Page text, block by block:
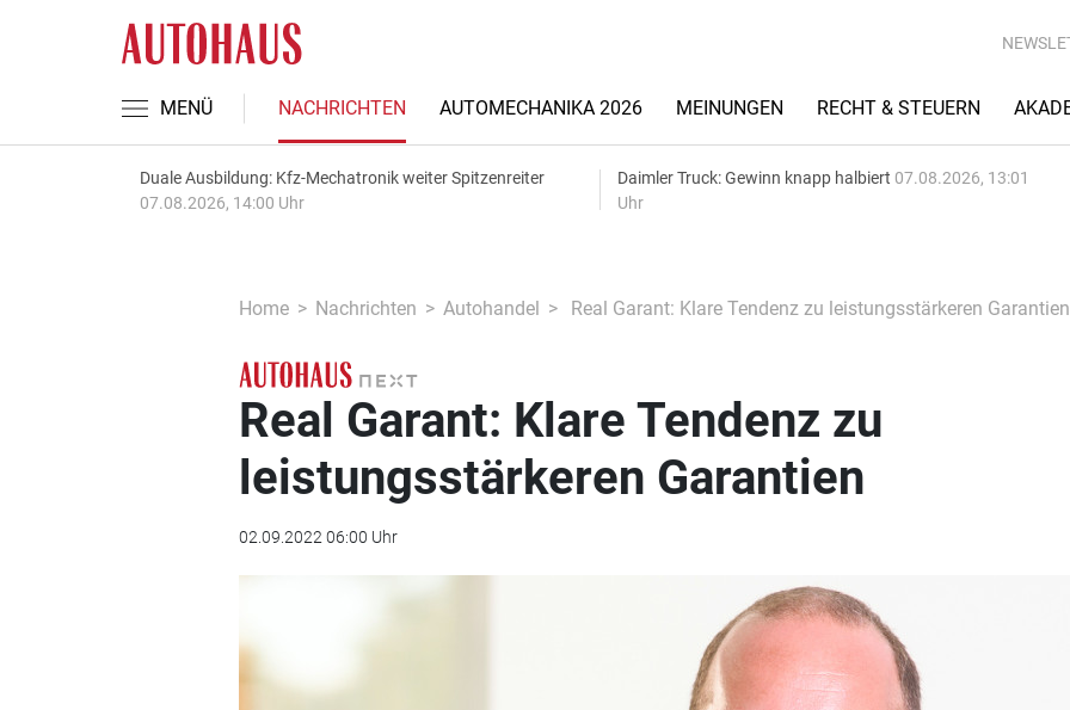
MENÜ NACHRICHTEN AUTOMECHANIKA 2026 MEINUNGEN RECHT & STEUERN
Duale Ausbildung: Kfz-Mechatronik weiter Spitzenreiter
07.08.2026, 14:00 Uhr
Daimler Truck: Gewinn knapp halbiert 07.08.2026, 13:01
Uhr
Home Nachrichten Autohandel Real Garant: Klare Tendenz zu leistungsstärkeren Garantien
Real Garant: Klare Tendenz zu
leistungsstärkeren Garantien
02.09.2022 06:00 Uhr